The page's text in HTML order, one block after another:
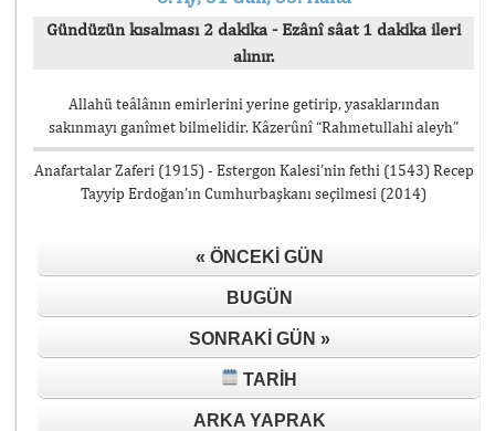
Gündüzün kısalması 2 dakika - Ezânî sâat 1 dakika ileri
alınır.
Allahü teâlânın emirlerini yerine getirip, yasaklarından
sakınmayı ganîmet bilmelidir. Kâzerûnî “Rahmetullahi aleyh”
Anafartalar Zaferi (1915) - Estergon Kalesi’nin fethi (1543) Recep
Tayyip Erdoğan’ın Cumhurbaşkanı seçilmesi (2014)
« ÖNCEKI GÜN
BUGÜN
SONRAKI GÜN »
TARIH
ARKA YAPRAK